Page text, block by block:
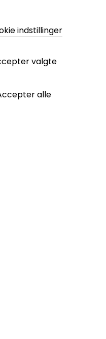
indstillinger
valgte
alle